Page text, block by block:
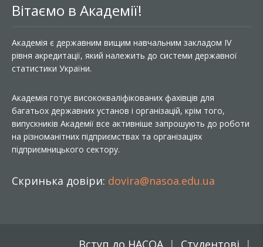
Вітаємо в Академії!
Академія є державним вищим навчальним закладом IV
рівня акредитації, який належить до системи державної
статистики України.
Академія готує висококваліфікованих фахівців для
багатьох державних установ і організацій, крім того,
випускників Академії все активніше запрошують до роботи
на різноманітних підприємствах та організаціях
підприємницького сектору.
Скринька довіри: dovira@nasoa.edu.ua
Вступ до НАСОА Студентові